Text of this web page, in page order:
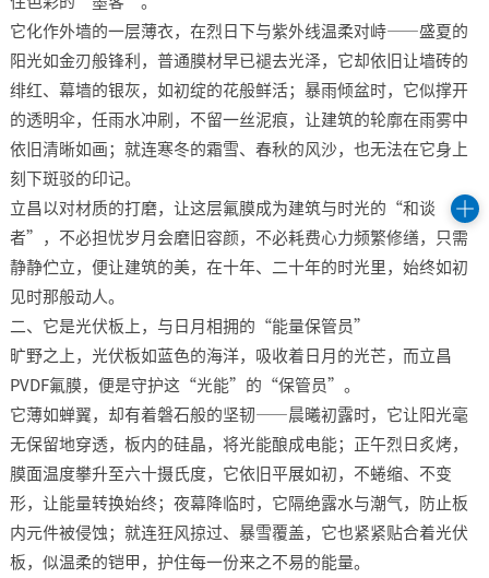
它化作外墙的一层薄衣，在烈日下与紫外线温柔对峙——盛夏的
阳光如金刃般锋利，普通膜材早已褪去光泽，它却依旧让墙砖的
绯红、幕墙的银灰，如初绽的花般鲜活；暴雨倾盆时，它似撑开
的透明伞，任雨水冲刷，不留一丝泥痕，让建筑的轮廓在雨雾中
依旧清晰如画；就连寒冬的霜雪、春秋的风沙，也无法在它身上
刻下斑驳的印记。​
立昌以对材质的打磨，让这层氟膜成为建筑与时光的“和谈
者”，不必担忧岁月会磨旧容颜，不必耗费心力频繁修缮，只需
静静伫立，便让建筑的美，在十年、二十年的时光里，始终如初
见时那般动人。​
二、它是光伏板上，与日月相拥的“能量保管员”​
旷野之上，光伏板如蓝色的海洋，吸收着日月的光芒，而立昌
PVDF氟膜，便是守护这“光能”的“保管员”。​
它薄如蝉翼，却有着磐石般的坚韧——晨曦初露时，它让阳光毫
无保留地穿透，板内的硅晶，将光能酿成电能；正午烈日炙烤，
膜面温度攀升至六十摄氏度，它依旧平展如初，不蜷缩、不变
形，让能量转换始终；夜幕降临时，它隔绝露水与潮气，防止板
内元件被侵蚀；就连狂风掠过、暴雪覆盖，它也紧紧贴合着光伏
板，似温柔的铠甲，护住每一份来之不易的能量。​